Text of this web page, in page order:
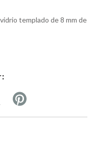
templado de 8 mm de